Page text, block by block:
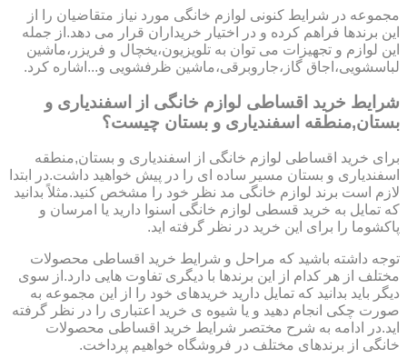
مجموعه در شرایط کنونی لوازم خانگی مورد نیاز متقاضیان را از
این برندها فراهم کرده و در اختیار خریداران قرار می دهد.از جمله
این لوازم و تجهیزات می توان به تلویزیون،یخچال و فریزر،ماشین
لباسشویی،اجاق گاز،جاروبرقی،ماشین ظرفشویی و...اشاره کرد.
شرایط خرید اقساطی لوازم خانگی از اسفندیاری و
بستان,منطقه اسفندیاری و بستان چیست؟
برای خرید اقساطی لوازم خانگی از اسفندیاری و بستان,منطقه
اسفندیاری و بستان مسیر ساده ای را در پیش خواهید داشت.در ابتدا
لازم است برند لوازم خانگی مد نظر خود را مشخص کنید.مثلاً بدانید
که تمایل به خرید قسطی لوازم خانگی اسنوا دارید یا امرسان و
پاکشوما را برای این خرید در نظر گرفته اید.
توجه داشته باشید که مراحل و شرایط خرید اقساطی محصولات
مختلف از هر کدام از این برندها با دیگری تفاوت هایی دارد.از سوی
دیگر باید بدانید که تمایل دارید خریدهای خود را از این مجموعه به
صورت چکی انجام دهید و یا شیوه ی خرید اعتباری را در نظر گرفته
اید.در ادامه به شرح مختصر شرایط خرید اقساطی محصولات
خانگی از برندهای مختلف در فروشگاه خواهیم پرداخت.